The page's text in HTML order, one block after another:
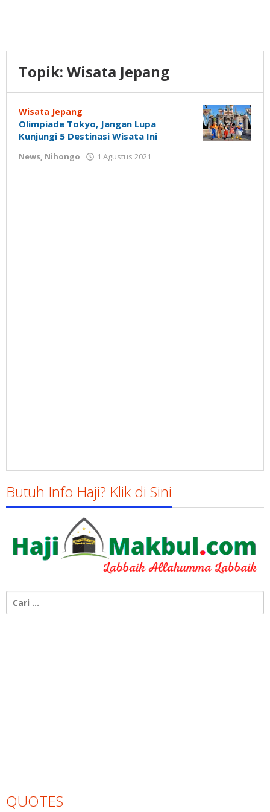
Topik: Wisata Jepang
Wisata Jepang
Olimpiade Tokyo, Jangan Lupa
Kunjungi 5 Destinasi Wisata Ini
News, Nihongo 1 Agustus 2021
Niswah
Butuh Info Haji? Klik di Sini
untuk:
QUOTES